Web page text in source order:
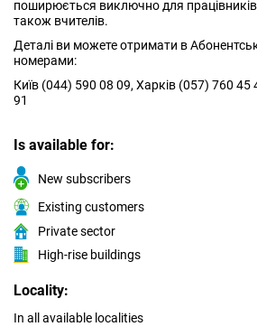
поширюється виключно для
також вчителів.
Деталі ви можете отримати в
номерами:
Київ (044) 590 08 09, Харків (057) 760 45
91
Is available for:
New subscribers
Existing customers
Private sector
High-rise buildings
Locality:
In all available localities